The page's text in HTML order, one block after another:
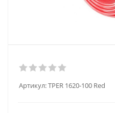
Артикул:TPER 1620-100 Red